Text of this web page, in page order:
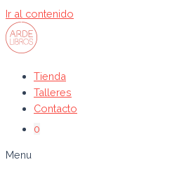
Ir al contenido
Tienda
Talleres
Contacto
0
Menu